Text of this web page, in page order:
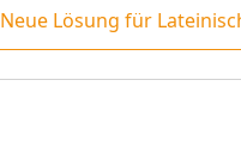
Neue Lösung für